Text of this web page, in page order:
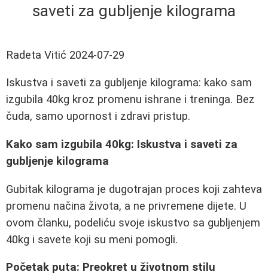
saveti za gubljenje kilograma
Radeta Vitić 2024-07-29
Iskustva i saveti za gubljenje kilograma: kako sam
izgubila 40kg kroz promenu ishrane i treninga. Bez
čuda, samo upornost i zdravi pristup.
Kako sam izgubila 40kg: Iskustva i saveti za
gubljenje kilograma
Gubitak kilograma je dugotrajan proces koji zahteva
promenu načina života, a ne privremene dijete. U
ovom članku, podeliću svoje iskustvo sa gubljenjem
40kg i savete koji su meni pomogli.
Početak puta: Preokret u životnom stilu